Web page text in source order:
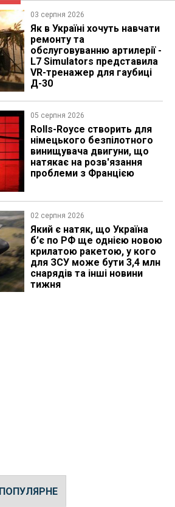
03 серпня 2026
Як в Україні хочуть навчати
ремонту та
обслуговуванню артилерії -
L7 Simulators представила
VR-тренажер для гаубиці
Д-30
05 серпня 2026
Rolls-Royce створить для
німецького безпілотного
винищувача двигуни, що
натякає на розв'язання
проблеми з Францією
02 серпня 2026
Який є натяк, що Україна
б’є по РФ ще однією новою
крилатою ракетою, у кого
для ЗСУ може бути 3,4 млн
снарядів та інші новини
тижня
ПОПУЛЯРНЕ